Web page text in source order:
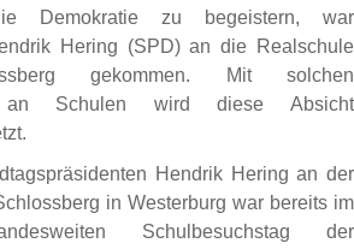
Demokratie zu begeistern, war
Hering (SPD) an die Realschule
gekommen. Mit solchen
an Schulen wird diese Absicht
Hendrik Hering an der
in Westerburg war bereits im
Schulbesuchstag der